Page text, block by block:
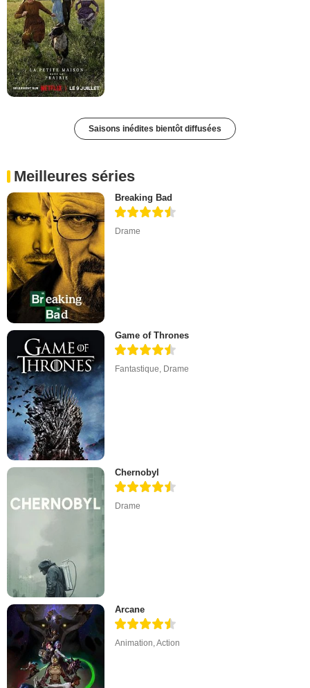
Saisons inédites bientôt diffusées
Meilleures séries
Breaking Bad
Drame
Game of Thrones
Fantastique Drame
Chernobyl
Drame
Arcane
Animation,Action